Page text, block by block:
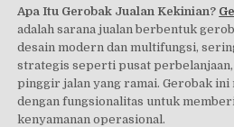
Apa Itu Gerobak Jualan Kekinian?
adalah sarana jualan berbentuk
desain modern dan multifungsi,
strategis seperti pusat
pinggir jalan yang ramai. Gerobak ini
dengan fungsionalitas untuk
kenyamanan operasional.